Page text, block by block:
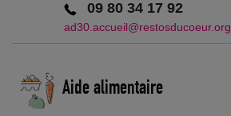
09 80 34 17 92
ad30.accueil@restosducoeur.org
Aide alimentaire